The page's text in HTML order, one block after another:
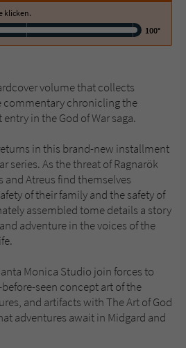
klicken.
100°
volume that collects
commentary chronicling the
in the God of War saga.
in this brand-new installment
series. As the threat of Ragnarök
and Atreus find themselves
of their family and the safety of
assembled tome details a story
adventure in the voices of the
Monica Studio join forces to
seen concept art of the
and artifacts with The Art of God
adventures await in Midgard and
für Kommentare einzelner Buchtitel
Couch Medien GmbH & Co. KG
Cookie gewährleistet die
der Webseite mit dem
Es wird benötigt um z. B. den
des Kontaktformulars zu